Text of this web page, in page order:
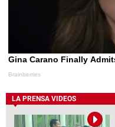
LA PRENSA VIDEOS